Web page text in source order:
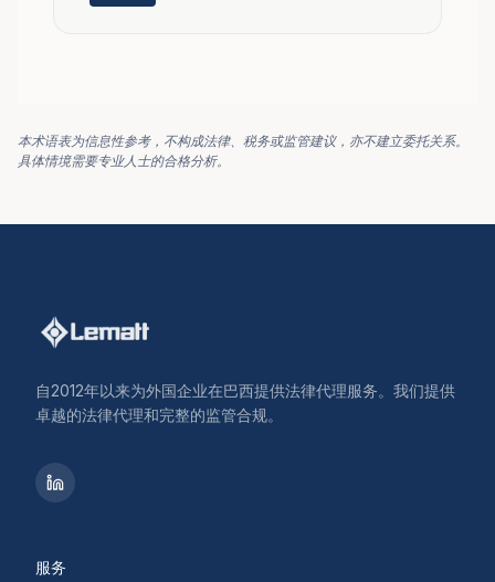
本术语表为信息性参考，不构成法律、税务或监管建议，亦不建立委托关系。
具体情境需要专业人士的合格分析。
自2012年以来为外国企业在巴西提供法律代理服务。我们提供
卓越的法律代理和完整的监管合规。
服务